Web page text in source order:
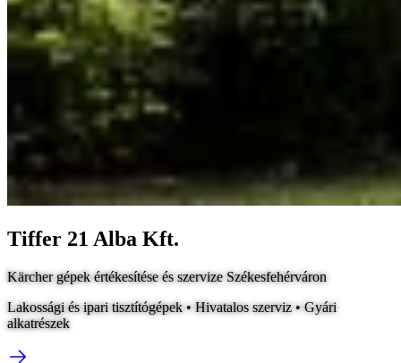
Tiffer 21 Alba Kft.
Kärcher gépek értékesítése és szervize Székesfehérváron
Lakossági és ipari tisztítógépek • Hivatalos szerviz • Gyári
alkatrészek